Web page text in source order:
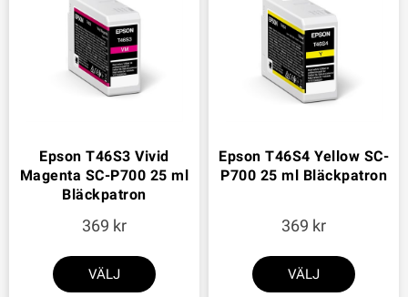
Epson T46S3 Vivid
Magenta SC-P700 25 ml
Bläckpatron
369
VÄLJ
Epson T46S4 Yellow SC-
P700 25 ml Bläckpatron
369
VÄLJ